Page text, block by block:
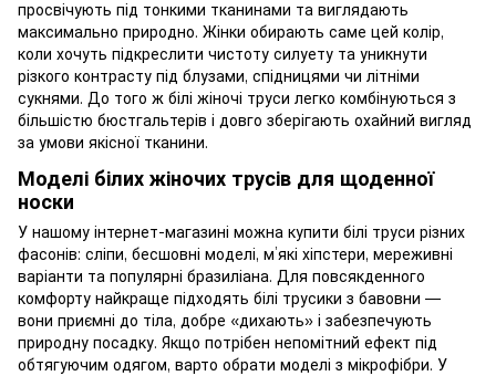
просвічують під тонкими тканинами та виглядають
максимально природно. Жінки обирають саме цей колір,
коли хочуть підкреслити чистоту силуету та уникнути
різкого контрасту під блузами, спідницями чи літніми
сукнями. До того ж білі жіночі труси легко комбінуються з
більшістю бюстгальтерів і довго зберігають охайний вигляд
за умови якісної тканини.
Моделі білих жіночих трусів для щоденної
носки
У нашому інтернет-магазині можна купити білі труси різних
фасонів: сліпи, бесшовні моделі, м’які хіпстери, мереживні
варіанти та популярні бразиліана. Для повсякденного
комфорту найкраще підходять білі трусики з бавовни —
вони приємні до тіла, добре «дихають» і забезпечують
природну посадку. Якщо потрібен непомітний ефект під
обтягуючим одягом, варто обрати моделі з мікрофібри. У